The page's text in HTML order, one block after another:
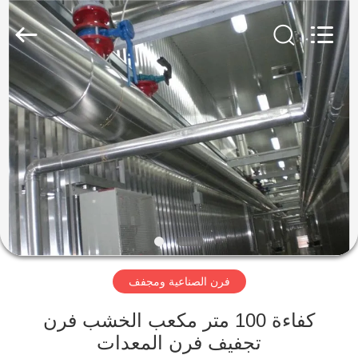
مسكن
منتجات
معلومات
عنا
جولة
المعمل
SUZHOU
CMT
ENGINEERING
CO.,
LTD..
Rights
Reserved.
فرن الصناعية ومجفف
كفاءة 100 متر مكعب الخشب فرن
تجفيف فرن المعدات